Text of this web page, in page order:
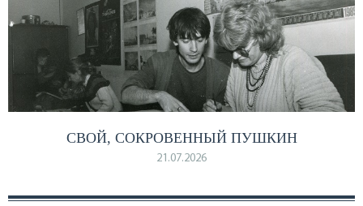
СВОЙ, СОКРОВЕННЫЙ ПУШКИН
21.07.2026